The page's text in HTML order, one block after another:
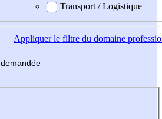
Transport / Logistique
Appliquerle filtre du domaine
demandée